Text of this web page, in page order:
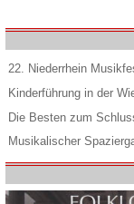
22. Niederrhein
Kinderführung in der
Die Besten zum
Musikalischer